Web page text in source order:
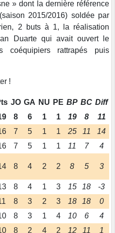
» dont la dernière référence
2015/2016) soldée par
2 buts à 1, la réalisation
Duarte qui avait ouvert le
rattrapés puis
!
JO GA NU PE BP BC Diff
8 6 1 1 19 8
11
7 5 1 1 25 11
14
7 5 1 1 11 7 4
8 4 2 2 8 5 3
8 4 1 3 15 18
-3
8 3 2 3 18 18
0
8 3 1 4 10 6
4
8 2 4 2 12 11
1